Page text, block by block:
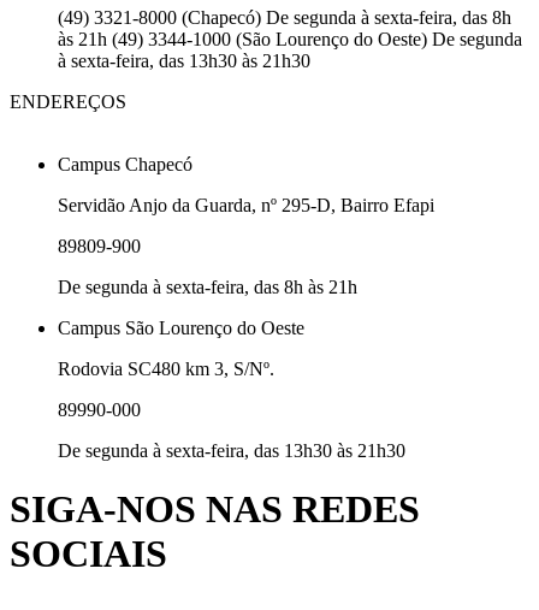
(49) 3321-8000 (Chapecó) De segunda à sexta-feira, das 8h
às 21h (49) 3344-1000 (São Lourenço do Oeste) De segunda
à sexta-feira, das 13h30 às 21h30
ENDEREÇOS
Campus Chapecó
Servidão Anjo da Guarda, nº 295-D, Bairro Efapi
89809-900
De segunda à sexta-feira, das 8h às 21h
Campus São Lourenço do Oeste
Rodovia SC480 km 3, S/Nº.
89990-000
De segunda à sexta-feira, das 13h30 às 21h30
SIGA-NOS NAS REDES
SOCIAIS